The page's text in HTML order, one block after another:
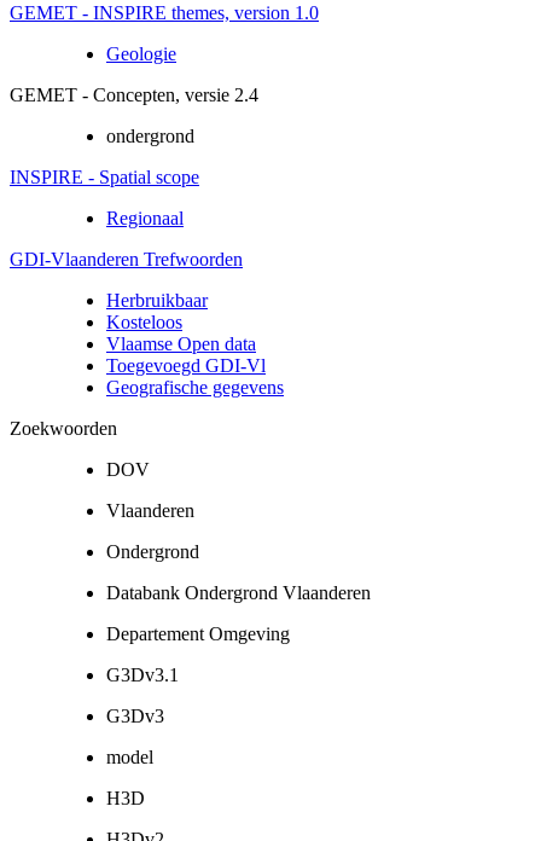
GEMET - INSPIRE themes, version 1.0
Geologie
GEMET - Concepten, versie 2.4
ondergrond
INSPIRE - Spatial scope
Regionaal
GDI-Vlaanderen Trefwoorden
Herbruikbaar
Kosteloos
Vlaamse Open data
Toegevoegd GDI-Vl
Geografische gegevens
Zoekwoorden
DOV
Vlaanderen
Ondergrond
Databank Ondergrond Vlaanderen
Departement Omgeving
G3Dv3.1
G3Dv3
model
H3D